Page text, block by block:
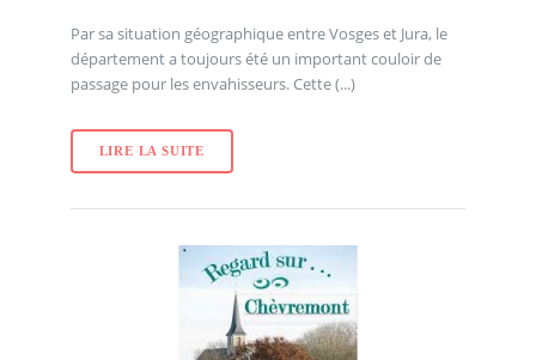
Par sa situation géographique entre Vosges et Jura, le
département a toujours été un important couloir de
passage pour les envahisseurs. Cette (...)
LIRE LA SUITE